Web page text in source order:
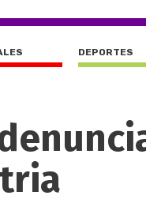
DEPORTES